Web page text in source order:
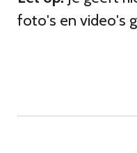
foto's en video's